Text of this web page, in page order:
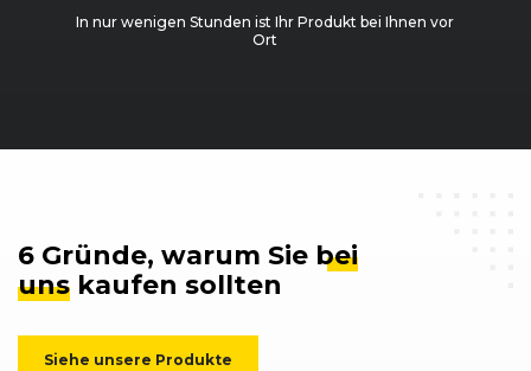
In nur wenigen Stunden ist Ihr Produkt bei Ihnen vor
Ort
6 Gründe, warum Sie bei
uns kaufen sollten
Siehe unsere Produkte